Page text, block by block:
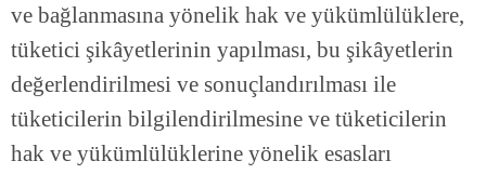
ve bağlanmasına yönelik hak ve yükümlülüklere,
tüketici şikâyetlerinin yapılması, bu şikâyetlerin
değerlendirilmesi ve sonuçlandırılması ile
tüketicilerin bilgilendirilmesine ve tüketicilerin
hak ve yükümlülüklerine yönelik esasları